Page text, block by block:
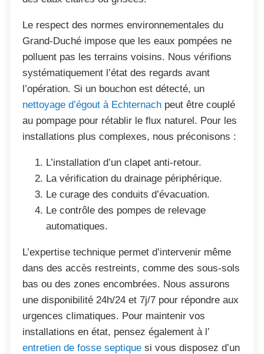
Le respect des normes environnementales du
Grand-Duché impose que les eaux pompées ne
polluent pas les terrains voisins. Nous vérifions
systématiquement l’état des regards avant
l’opération. Si un bouchon est détecté, un
nettoyage d’égout à Echternach peut être couplé
au pompage pour rétablir le flux naturel. Pour les
installations plus complexes, nous préconisons :
L’installation d’un clapet anti-retour.
La vérification du drainage périphérique.
Le curage des conduits d’évacuation.
Le contrôle des pompes de relevage
automatiques.
L’expertise technique permet d’intervenir même
dans des accès restreints, comme des sous-sols
bas ou des zones encombrées. Nous assurons
une disponibilité 24h/24 et 7j/7 pour répondre aux
urgences climatiques. Pour maintenir vos
installations en état, pensez également à l’
entretien de fosse septique si vous disposez d’un